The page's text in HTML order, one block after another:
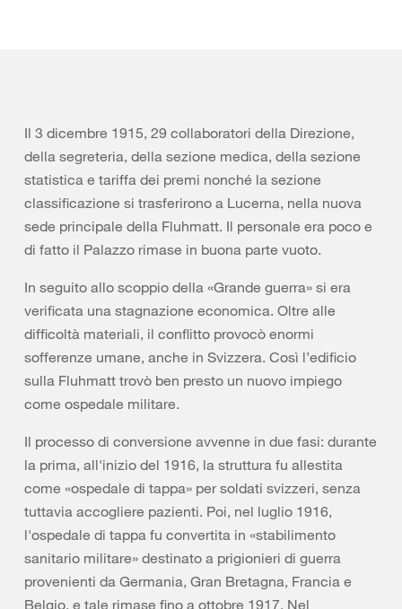
Il 3 dicembre 1915, 29 collaboratori della Direzione,
della segreteria, della sezione medica, della sezione
statistica e tariffa dei premi nonché la sezione
classificazione si trasferirono a Lucerna, nella nuova
sede principale della Fluhmatt. Il personale era poco e
di fatto il Palazzo rimase in buona parte vuoto.
In seguito allo scoppio della «Grande guerra» si era
verificata una stagnazione economica. Oltre alle
difficoltà materiali, il conflitto provocò enormi
sofferenze umane, anche in Svizzera. Così l’edificio
sulla Fluhmatt trovò ben presto un nuovo impiego
come ospedale militare.
Il processo di conversione avvenne in due fasi: durante
la prima, all'inizio del 1916, la struttura fu allestita
come «ospedale di tappa» per soldati svizzeri, senza
tuttavia accogliere pazienti. Poi, nel luglio 1916,
l'ospedale di tappa fu convertita in «stabilimento
sanitario militare» destinato a prigionieri di guerra
provenienti da Germania, Gran Bretagna, Francia e
Belgio, e tale rimase fino a ottobre 1917. Nel